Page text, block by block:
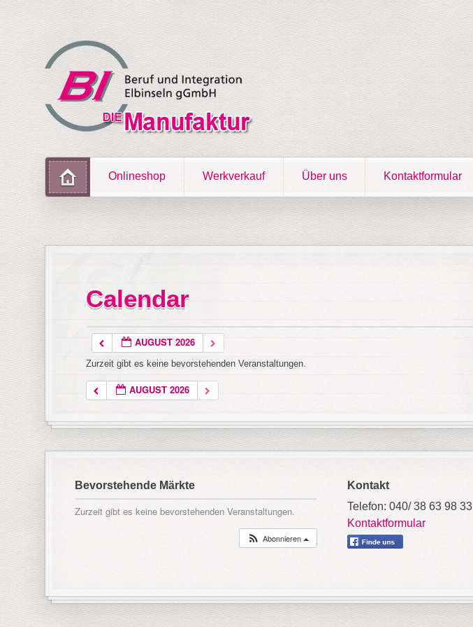
Onlineshop Werkverkauf Über uns Kontaktformular
Calendar
AUGUST 2026
Zurzeit gibt es keine bevorstehenden Veranstaltungen.
AUGUST 2026
Bevorstehende Märkte
Zurzeit gibt es keine bevorstehenden Veranstaltungen.
Abonnieren
Kontakt
Telefon: 040/ 38 63 98 33
Kontaktformular